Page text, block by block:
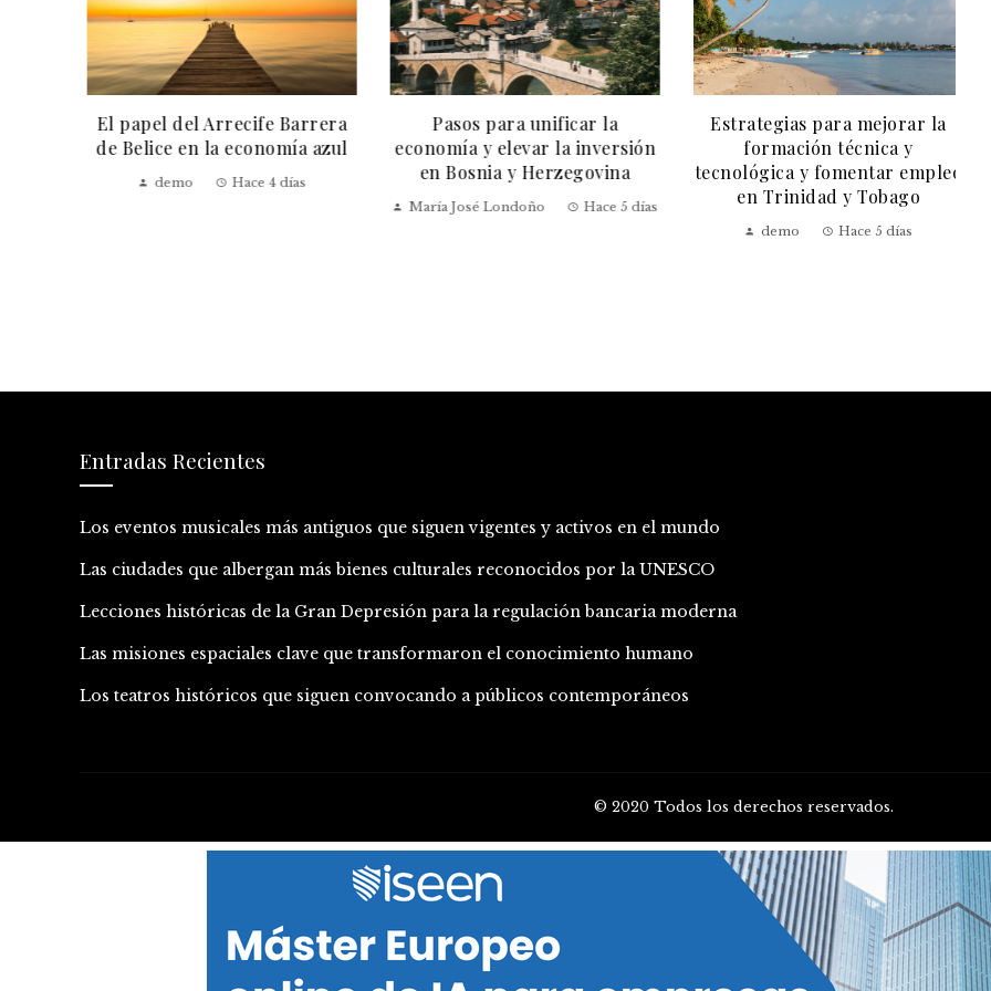
El papel del Arrecife Barrera
de Belice en la economía azul
demo Hace 4 días
Pasos para unificar la
economía y elevar la inversión
en Bosnia y Herzegovina
María José Londoño Hace 5 días
Estrategias para mejorar la
formación técnica y
tecnológica y fomentar empleo
en Trinidad y Tobago
demo Hace 5 días
Entradas Recientes
Los eventos musicales más antiguos que siguen vigentes y activos en el mundo
Las ciudades que albergan más bienes culturales reconocidos por la UNESCO
Lecciones históricas de la Gran Depresión para la regulación bancaria moderna
Las misiones espaciales clave que transformaron el conocimiento humano
Los teatros históricos que siguen convocando a públicos contemporáneos
© 2020 Todos los derechos reservados.